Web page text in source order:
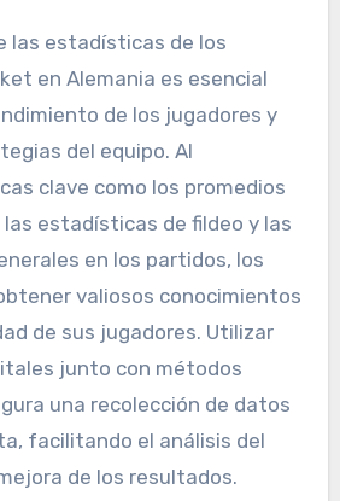
en Alemania es esencial
de los jugadores y
del equipo. Al
clave como los promedios
estadísticas de fildeo y las
en los partidos, los
valiosos conocimientos
de sus jugadores. Utilizar
junto con métodos
una recolección de datos
facilitando el análisis del
de los resultados.